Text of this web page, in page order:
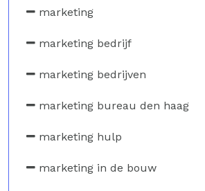
marketing
marketing bedrijf
marketing bedrijven
marketing bureau den haag
marketing hulp
marketing in de bouw